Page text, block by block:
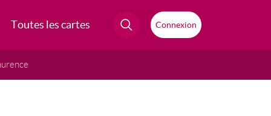
Toutes les cartes Connexion